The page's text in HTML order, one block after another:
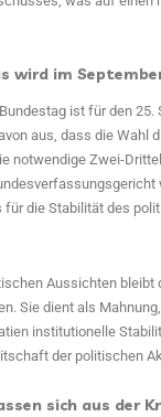
wird im
ist für den 25.
aus, dass die Wahl
notwendige Zwei-
für die Stabilität des
Aussichten bleibt
Sie dient als
institutionelle
der politischen
sich aus der